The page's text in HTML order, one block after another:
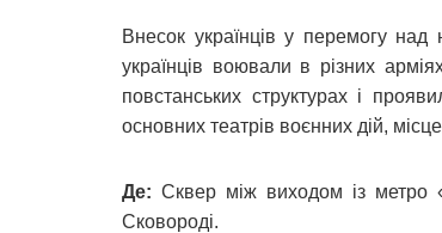
Внесок українців у перемогу над
українців воювали в різних
повстанських структурах і
основних театрів воєнних дій,
Де: Сквер між виходом із метро
Сковороді.